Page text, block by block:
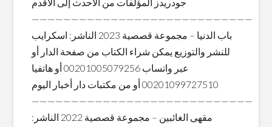
————————————————————————————
باب الدنيا – مجموعة قصصية 2023 الناشر: اسكرايب
للنشر والتوزيع يمكن شراء الكتاب من صفحة الدار أو
عبر واتساب 00201005079256 أو هاتفيا
00201099727510 أو من مكتبات دار أخبار اليوم
————————————————————————————
مقهى الغائبين – مجموعة قصصية 2022 الناشر: